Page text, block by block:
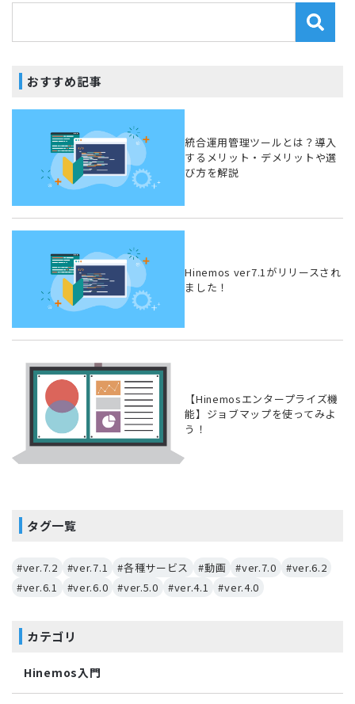
おすすめ記事
統合運用管理ツールとは？導入
するメリット・デメリットや選
び方を解説
Hinemos ver7.1がリリースされ
ました！
【Hinemosエンタープライズ機
能】ジョブマップを使ってみよ
う！
タグ一覧
#ver.7.2 #ver.7.1 #各種サービス #動画 #ver.7.0
#ver.6.2
#ver.6.1
#ver.6.0 #ver.5.0 #ver.4.1 #ver.4.0
カテゴリ
Hinemos入門